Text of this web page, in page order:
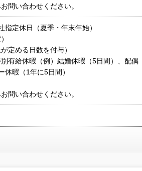
問い合わせください。
定休日（夏季・年末年始）
定める日数を付与）
有給休暇（例）結婚休暇（5日間）、配偶
休暇（1年に5日間）
問い合わせください。